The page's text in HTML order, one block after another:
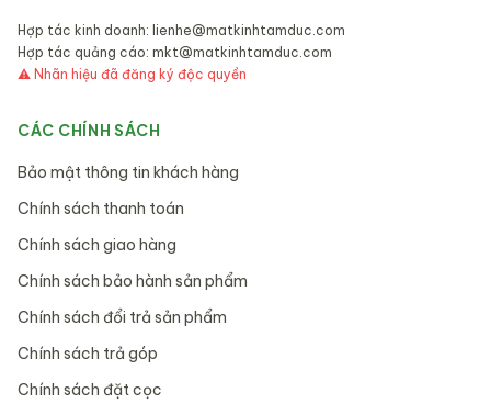
Hợp tác kinh doanh: lienhe@matkinhtamduc.com
Hợp tác quảng cáo: mkt@matkinhtamduc.com
⚠ Nhãn hiệu đã đăng ký độc quyền
CÁC CHÍNH SÁCH
Bảo mật thông tin khách hàng
Chính sách thanh toán
Chính sách giao hàng
Chính sách bảo hành sản phẩm
Chính sách đổi trả sản phẩm
Chính sách trả góp
Chính sách đặt cọc